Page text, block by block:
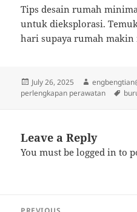
Tips desain rumah
untuk dieksplorasi.
hari supaya rumah makin
Posted
on
July 26, 2025 Author
perlengkapan perawatan
Leave a Reply
You must belogged in to